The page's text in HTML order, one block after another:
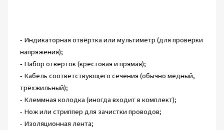
- Индикаторная отвёртка или мультиметр (для проверки
напряжения);
- Набор отвёрток (крестовая и прямая);
- Кабель соответствующего сечения (обычно медный,
трёхжильный);
- Клеммная колодка (иногда входит в комплект);
- Нож или стриппер для зачистки проводов;
- Изоляционная лента;